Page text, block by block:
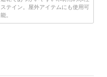
ステイン。屋外アイテムにも使用可
能。